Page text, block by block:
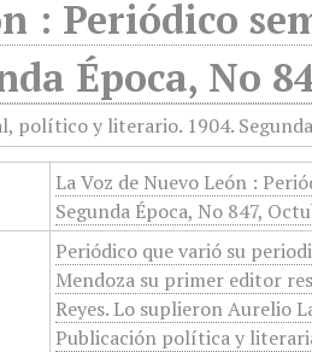
: Periódico
Época, No
La Voz de Nuevo León :
Segunda Época, No 847,
Periódico que varió su
Mendoza su primer editor
Reyes. Lo suplieron Aurelio
Publicación política y